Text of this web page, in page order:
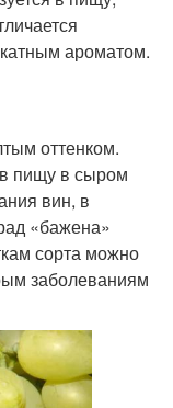
ароматом.
оттенком.
пищу в сыром
вин, в
«бажена»
сорта можно
заболеваниям